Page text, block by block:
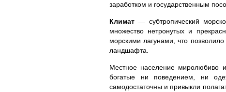
заработком и государственным
Климат — субтропический
множество нетронутых и
морскими лагунами, что
ландшафта.
Местное население миролюбиво
богатые ни поведением, ни
самодостаточны и привыкли